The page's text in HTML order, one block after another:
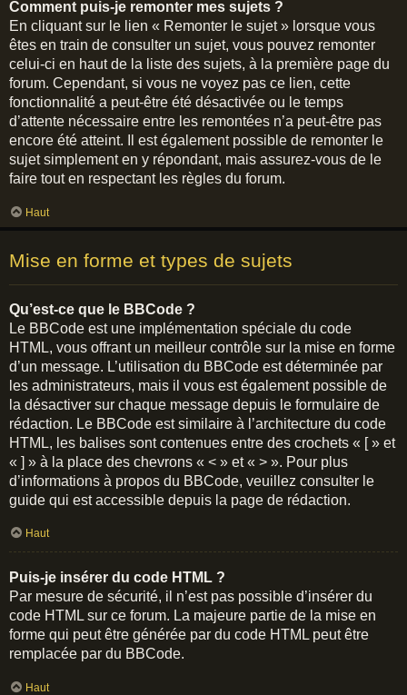
Comment puis-je remonter mes sujets ?
En cliquant sur le lien « Remonter le sujet » lorsque vous
êtes en train de consulter un sujet, vous pouvez remonter
celui-ci en haut de la liste des sujets, à la première page du
forum. Cependant, si vous ne voyez pas ce lien, cette
fonctionnalité a peut-être été désactivée ou le temps
d’attente nécessaire entre les remontées n’a peut-être pas
encore été atteint. Il est également possible de remonter le
sujet simplement en y répondant, mais assurez-vous de le
faire tout en respectant les règles du forum.
Haut
Mise en forme et types de sujets
Qu’est-ce que le BBCode ?
Le BBCode est une implémentation spéciale du code
HTML, vous offrant un meilleur contrôle sur la mise en forme
d’un message. L’utilisation du BBCode est déterminée par
les administrateurs, mais il vous est également possible de
la désactiver sur chaque message depuis le formulaire de
rédaction. Le BBCode est similaire à l’architecture du code
HTML, les balises sont contenues entre des crochets « [ » et
« ] » à la place des chevrons « < » et « > ». Pour plus
d’informations à propos du BBCode, veuillez consulter le
guide qui est accessible depuis la page de rédaction.
Haut
Puis-je insérer du code HTML ?
Par mesure de sécurité, il n’est pas possible d’insérer du
code HTML sur ce forum. La majeure partie de la mise en
forme qui peut être générée par du code HTML peut être
remplacée par du BBCode.
Haut